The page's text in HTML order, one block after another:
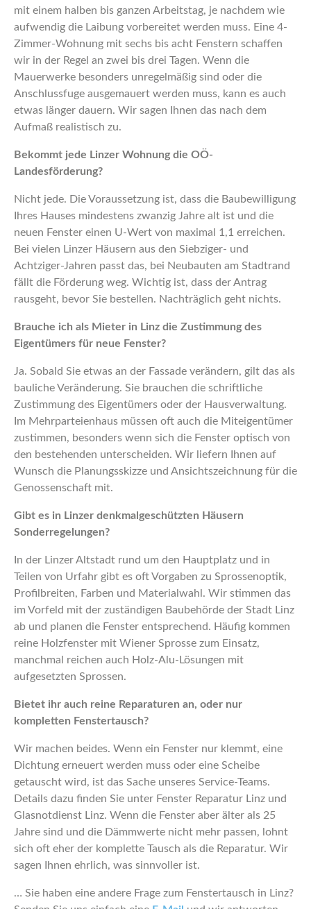
mit einem halben bis ganzen Arbeitstag, je nachdem wie
aufwendig die Laibung vorbereitet werden muss. Eine 4-
Zimmer-Wohnung mit sechs bis acht Fenstern schaffen
wir in der Regel an zwei bis drei Tagen. Wenn die
Mauerwerke besonders unregelmäßig sind oder die
Anschlussfuge ausgemauert werden muss, kann es auch
etwas länger dauern. Wir sagen Ihnen das nach dem
Aufmaß realistisch zu.
Bekommt jede Linzer Wohnung die OÖ-
Landesförderung?
Nicht jede. Die Voraussetzung ist, dass die Baubewilligung
Ihres Hauses mindestens zwanzig Jahre alt ist und die
neuen Fenster einen U-Wert von maximal 1,1 erreichen.
Bei vielen Linzer Häusern aus den Siebziger- und
Achtziger-Jahren passt das, bei Neubauten am Stadtrand
fällt die Förderung weg. Wichtig ist, dass der Antrag
rausgeht, bevor Sie bestellen. Nachträglich geht nichts.
Brauche ich als Mieter in Linz die Zustimmung des
Eigentümers für neue Fenster?
Ja. Sobald Sie etwas an der Fassade verändern, gilt das als
bauliche Veränderung. Sie brauchen die schriftliche
Zustimmung des Eigentümers oder der Hausverwaltung.
Im Mehrparteienhaus müssen oft auch die Miteigentümer
zustimmen, besonders wenn sich die Fenster optisch von
den bestehenden unterscheiden. Wir liefern Ihnen auf
Wunsch die Planungsskizze und Ansichtszeichnung für die
Genossenschaft mit.
Gibt es in Linzer denkmalgeschützten Häusern
Sonderregelungen?
In der Linzer Altstadt rund um den Hauptplatz und in
Teilen von Urfahr gibt es oft Vorgaben zu Sprossenoptik,
Profilbreiten, Farben und Materialwahl. Wir stimmen das
im Vorfeld mit der zuständigen Baubehörde der Stadt Linz
ab und planen die Fenster entsprechend. Häufig kommen
reine Holzfenster mit Wiener Sprosse zum Einsatz,
manchmal reichen auch Holz-Alu-Lösungen mit
aufgesetzten Sprossen.
Bietet ihr auch reine Reparaturen an, oder nur
kompletten Fenstertausch?
Wir machen beides. Wenn ein Fenster nur klemmt, eine
Dichtung erneuert werden muss oder eine Scheibe
getauscht wird, ist das Sache unseres Service-Teams.
Details dazu finden Sie unter Fenster Reparatur Linz und
Glasnotdienst Linz. Wenn die Fenster aber älter als 25
Jahre sind und die Dämmwerte nicht mehr passen, lohnt
sich oft eher der komplette Tausch als die Reparatur. Wir
sagen Ihnen ehrlich, was sinnvoller ist.
… Sie haben eine andere Frage zum Fenstertausch in Linz?